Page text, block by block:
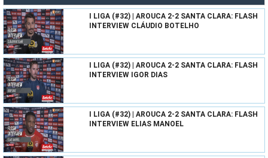
I LIGA (#32) | AROUCA 2-2 SANTA CLARA: FLASH
INTERVIEW CLÁUDIO BOTELHO
I LIGA (#32) | AROUCA 2-2 SANTA CLARA: FLASH
INTERVIEW IGOR DIAS
I LIGA (#32) | AROUCA 2-2 SANTA CLARA: FLASH
INTERVIEW ELIAS MANOEL